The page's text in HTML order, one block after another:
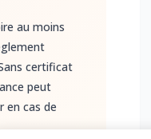
au moins
certificat
peut
en cas de